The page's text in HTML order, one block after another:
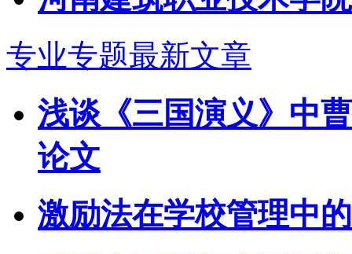
专业专题最新文章
浅谈《三国演义》中
论文
激励法在学校管理中